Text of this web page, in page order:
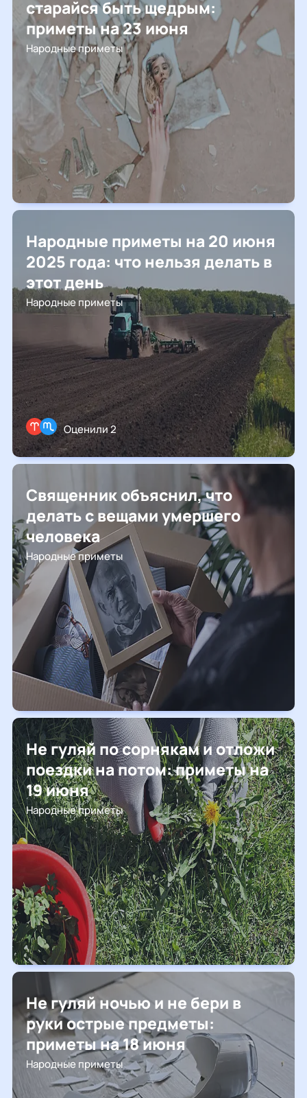
старайся быть щедрым:
приметы на 23 июня
Народные приметы
Народные приметы на 20 июня
2025 года: что нельзя делать в
этот день
Народные приметы
Оценили 2
Священник объяснил, что
делать с вещами умершего
человека
Народные приметы
Не гуляй по сорнякам и отложи
поездки на потом: приметы на
19 июня
Народные приметы
Не гуляй ночью и не бери в
руки острые предметы:
приметы на 18 июня
Народные приметы